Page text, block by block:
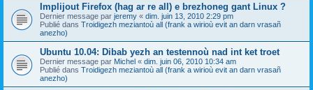
Implijout Firefox (hag ar re all) e brezhoneg gant Linux ?
Dernier message par jeremy « dim. juin 13, 2010 2:29 pm
Publié dans Troidigezh meziantoù all (frank a wirioù evit an darn vrasañ
anezho)
Ubuntu 10.04: Dibab yezh an testennoù nad int ket troet
Dernier message par Michel « dim. juin 06, 2010 10:34 am
Publié dans Troidigezh meziantoù all (frank a wirioù evit an darn vrasañ
anezho)